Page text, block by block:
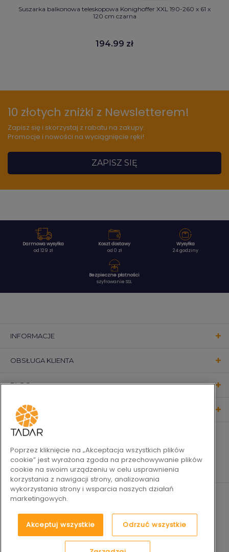
Suszarka balkonowa teleskopowa Konighoffer XXL 190-260 x 61 x
120 cm czarna
194.99 zł
10 złotych zniżki z Newsletterem!
Zapisz się i skorzystaj z rabatu na zakupy.
Promocje i nowości na wyciągnięcie ręki!
ZAPISZ SIĘ
Darmowa wysyłka
od 129 zł
Koszt dostawy
od 0 zł
Wysyłka
24 godziny
Bezpieczne płatności
szyfrowanie SSL
INFORMACJE
OBSŁUGA KLIENTA
BLOG
KONTAKT
Poprzez kliknięcie na „Akceptacja wszystkich plików
cookie” jest wyrażona zgoda na przechowywanie plików
cookie na swoim urządzeniu w celu usprawnienia
korzystania z nawigacji strony, analizowania
wykorzystania strony i wsparcia naszych działań
marketingowych.
Akceptuj wszystkie Odrzuć wszystkie